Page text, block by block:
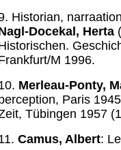
Historian,
Docekal, Herta
M 1996.
Merleau-Ponty,
Paris
Tübingen 1957
Camus, Albert: